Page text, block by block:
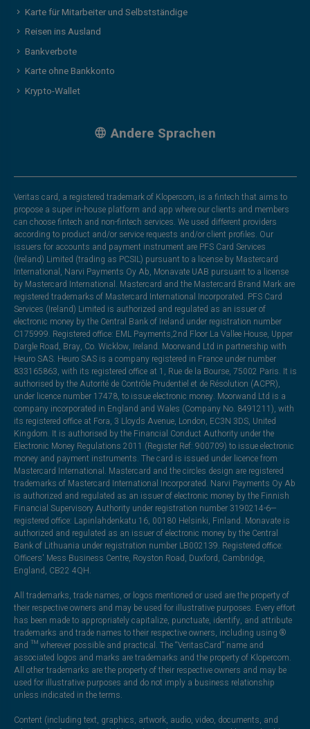
Karte für Mitarbeiter und Selbstständige
Reisen ins Ausland
Bankverbote
Karte ohne Bankkonto
Krypto-Wallet
Andere Sprachen
Veritas card, a registered trademark of Klopercom, is a fintech that aims to
propose a super in-house platform and app where our clients and members
can choose fintech and non-fintech services. We used different providers
according to product and/or service requests and/or client profiles. Our
issuers for accounts and payment instrument are PFS Card Services
(Ireland) Limited (trading as PCSIL) pursuant to a license by Mastercard
International, Narvi Payments Oy Ab, Monavate UAB pursuant to a license
by Mastercard International. Mastercard and the Mastercard Brand Mark are
registered trademarks of Mastercard International Incorporated. PFS Card
Services (Ireland) Limited is authorized and regulated as an issuer of
electronic money by the Central Bank of Ireland under registration number
C175999. Registered office: EML Payments,2nd Floor La Vallee House, Upper
Dargle Road, Bray, Co. Wicklow, Ireland. Moorwand Ltd in partnership with
Heuro SAS. Heuro SAS is a company registered in France under number
833165863, with its registered office at 1, Rue de la Bourse, 75002 Paris. It is
authorised by the Autorité de Contrôle Prudentiel et de Résolution (ACPR),
under licence number 17478, to issue electronic money. Moorwand Ltd is a
company incorporated in England and Wales (Company No. 8491211), with
its registered office at Fora, 3 Lloyds Avenue, London, EC3N 3DS, United
Kingdom. It is authorised by the Financial Conduct Authority under the
Electronic Money Regulations 2011 (Register Ref: 900709) to issue electronic
money and payment instruments. The card is issued under licence from
Mastercard International. Mastercard and the circles design are registered
trademarks of Mastercard International Incorporated. Narvi Payments Oy Ab
is authorized and regulated as an issuer of electronic money by the Finnish
Financial Supervisory Authority under registration number 3190214-6—
registered office: Lapinlahdenkatu 16, 00180 Helsinki, Finland. Monavate is
authorized and regulated as an issuer of electronic money by the Central
Bank of Lithuania under registration number LB002139. Registered office:
Officers' Mess Business Centre, Royston Road, Duxford, Cambridge,
England, CB22 4QH.
All trademarks, trade names, or logos mentioned or used are the property of
their respective owners and may be used for illustrative purposes. Every effort
has been made to appropriately capitalize, punctuate, identify, and attribute
trademarks and trade names to their respective owners, including using ®
and ™ wherever possible and practical. The “VeritasCard” name and
associated logos and marks are trademarks and the property of Klopercom.
All other trademarks are the property of their respective owners and may be
used for illustrative purposes and do not imply a business relationship
unless indicated in the terms.
Content (including text, graphics, artwork, audio, video, documents, and